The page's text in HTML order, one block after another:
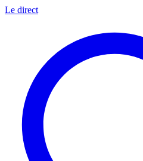
Le direct